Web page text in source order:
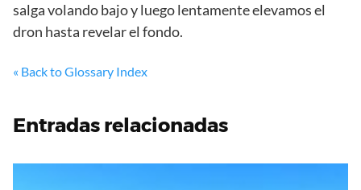
salga volando bajo y luego lentamente elevamos el
dron hasta revelar el fondo.
« Back to Glossary Index
Entradas relacionadas